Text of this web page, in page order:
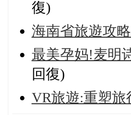
復)
海南省旅遊攻
最美孕妈!麦明
回復)
VR旅遊:重塑旅